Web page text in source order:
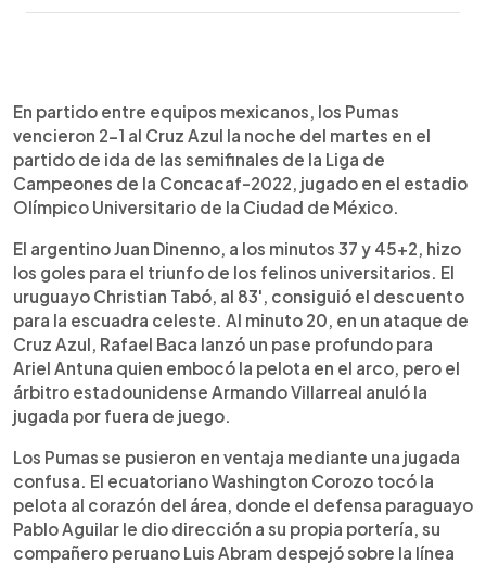
► Escuchar artículo
En partido entre equipos mexicanos, los Pumas
vencieron 2-1 al Cruz Azul la noche del martes en el
partido de ida de las semifinales de la Liga de
Campeones de la Concacaf-2022, jugado en el estadio
Olímpico Universitario de la Ciudad de México.
El argentino Juan Dinenno, a los minutos 37 y 45+2, hizo
los goles para el triunfo de los felinos universitarios. El
uruguayo Christian Tabó, al 83', consiguió el descuento
para la escuadra celeste. Al minuto 20, en un ataque de
Cruz Azul, Rafael Baca lanzó un pase profundo para
Ariel Antuna quien embocó la pelota en el arco, pero el
árbitro estadounidense Armando Villarreal anuló la
jugada por fuera de juego.
Los Pumas se pusieron en ventaja mediante una jugada
confusa. El ecuatoriano Washington Corozo tocó la
pelota al corazón del área, donde el defensa paraguayo
Pablo Aguilar le dio dirección a su propia portería, su
compañero peruano Luis Abram despejó sobre la línea